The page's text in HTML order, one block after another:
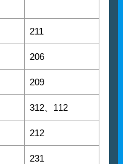
211
206
209
312、112
212
231